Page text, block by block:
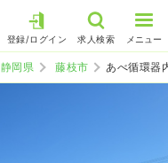
登録/ログイン 求人検索 メニュー
静岡県 藤枝市 あべ循環器